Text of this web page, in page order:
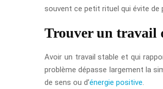
souvent ce petit rituel qui évite de
Trouver un travail
Avoir un travail stable et qui
problème dépasse largement la
de sens ou d’énergie positive